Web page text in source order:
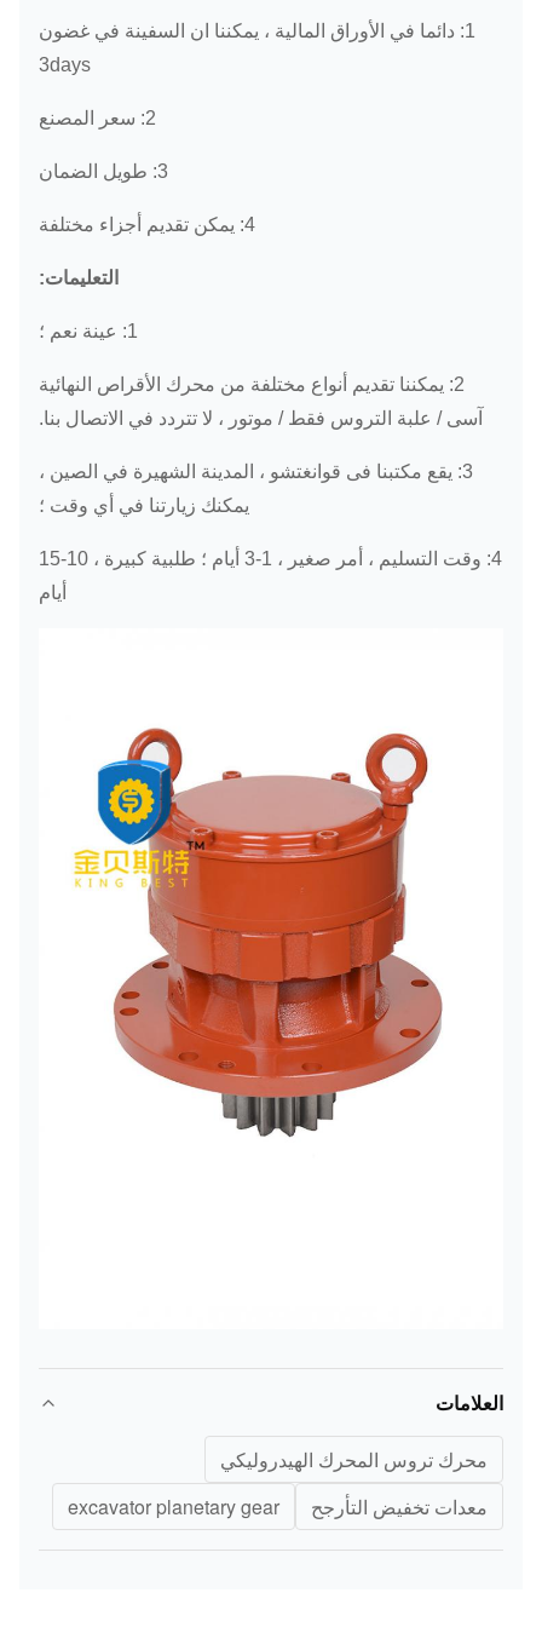
1: دائما في الأوراق المالية ، يمكننا ان السفينة في غضون
3days
2: سعر المصنع
3: طويل الضمان
4: يمكن تقديم أجزاء مختلفة
التعليمات:
1: عينة نعم ؛
2: يمكننا تقديم أنواع مختلفة من محرك الأقراص النهائية
آسى / علبة التروس فقط / موتور ، لا تتردد في الاتصال بنا.
3: يقع مكتبنا فى قوانغتشو ، المدينة الشهيرة في الصين ،
يمكنك زيارتنا في أي وقت ؛
4: وقت التسليم ، أمر صغير ، 1-3 أيام ؛
طلبية كبيرة ، 10-15
أيام
العلامات
محرك تروس المحرك الهيدروليكي
معدات تخفيض التأرجح
excavator planetary gear